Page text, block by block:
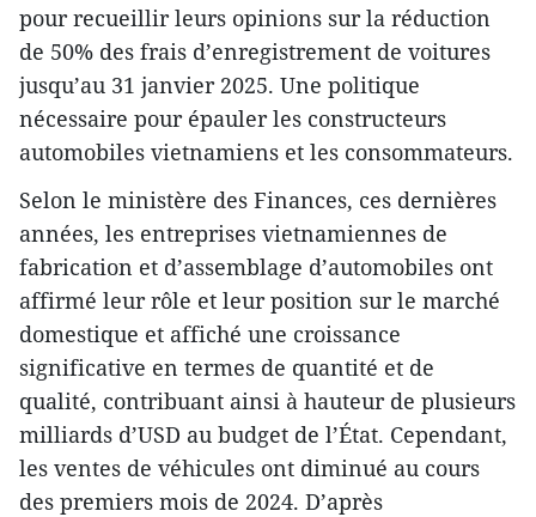
pour recueillir leurs opinions sur la réduction
de 50% des frais d’enregistrement de voitures
jusqu’au 31 janvier 2025. Une politique
nécessaire pour épauler les constructeurs
automobiles vietnamiens et les consommateurs.
Selon le ministère des Finances, ces dernières
années, les entreprises vietnamiennes de
fabrication et d’assemblage d’automobiles ont
affirmé leur rôle et leur position sur le marché
domestique et affiché une croissance
significative en termes de quantité et de
qualité, contribuant ainsi à hauteur de plusieurs
milliards d’USD au budget de l’État. Cependant,
les ventes de véhicules ont diminué au cours
des premiers mois de 2024. D’après